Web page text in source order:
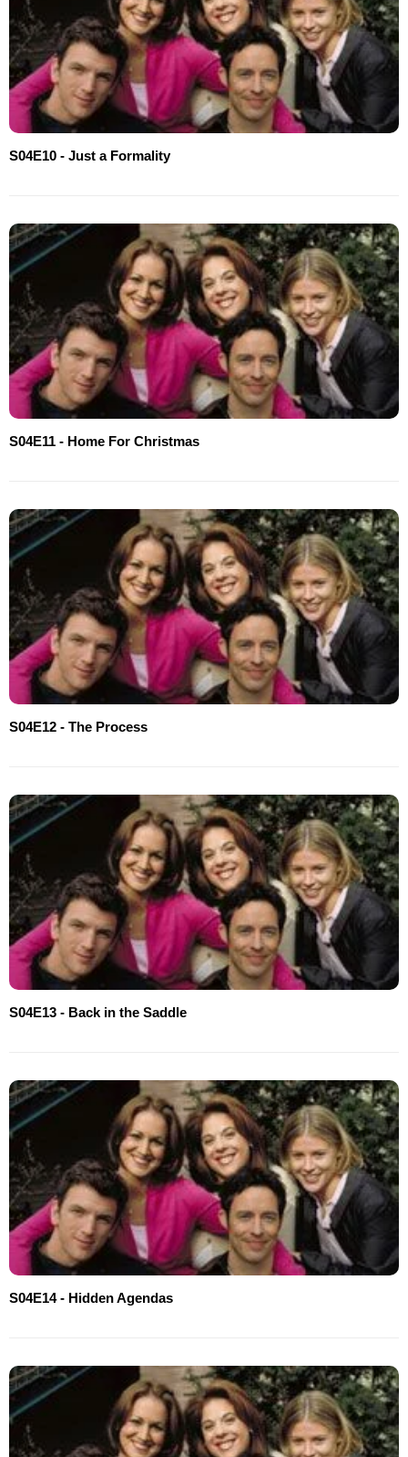
S04E10 - Just a Formality
S04E11 - Home For Christmas
S04E12 - The Process
S04E13 - Back in the Saddle
S04E14 - Hidden Agendas